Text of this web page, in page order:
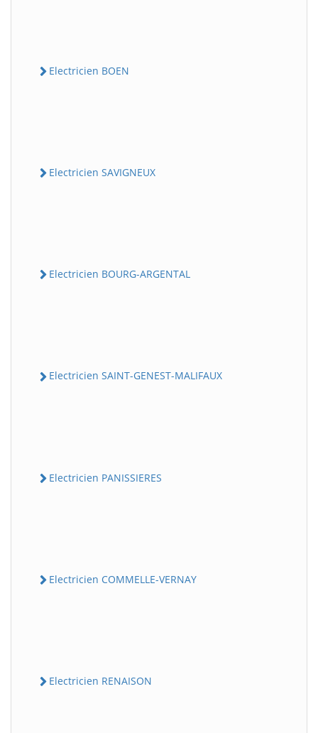
Electricien BOEN
Electricien SAVIGNEUX
Electricien BOURG-ARGENTAL
Electricien SAINT-GENEST-MALIFAUX
Electricien PANISSIERES
Electricien COMMELLE-VERNAY
Electricien RENAISON